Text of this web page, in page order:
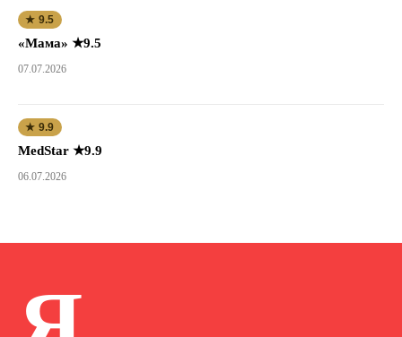
★ 9.5
«Мама» ★9.5
07.07.2026
★ 9.9
MedStar ★9.9
06.07.2026